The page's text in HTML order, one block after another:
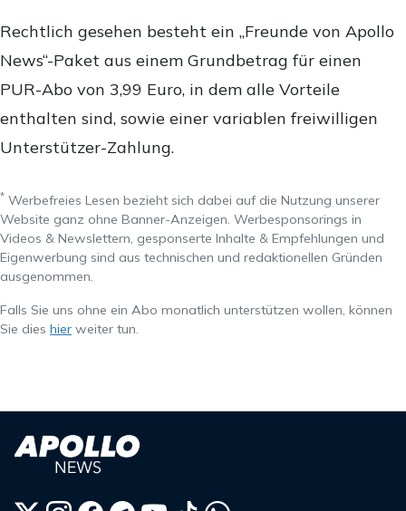
Rechtlich gesehen besteht ein „Freunde von Apollo
News“-Paket aus einem Grundbetrag für einen
PUR-Abo von 3,99 Euro, in dem alle Vorteile
enthalten sind, sowie einer variablen freiwilligen
Unterstützer-Zahlung.
* Werbefreies Lesen bezieht sich dabei auf die Nutzung unserer
Website ganz ohne Banner-Anzeigen. Werbesponsorings in
Videos & Newslettern, gesponserte Inhalte & Empfehlungen und
Eigenwerbung sind aus technischen und redaktionellen Gründen
ausgenommen.
Falls Sie uns ohne ein Abo monatlich unterstützen wollen, können
Sie dies hier weiter tun.